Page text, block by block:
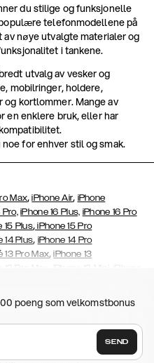
du stilige og funksjonelle
telefonmodellene på
nøye utvalgte materialer og
i tankene.
utvalg av vesker og
mobilringer, holdere,
kortlommer. Mange av
en enklere bruk, eller har
noe for enhver stil og smak.
Max,iPhone Air, iPhone
Pro, iPhone 16 Plus, iPhone 16 Pro
15 Plus, iPhone 15 Pro
14 Plus, iPhone 14 Pro
13 Pro Max,iPhone 13
12 Pro Max iPhone 12 Mini
iPhone
6s Plus ,iPhone 5/5s/SE ,
,Samsung Galaxy S25,Galaxy
Galaxy S24
Galaxy S22 ,
poeng som velkomstbonus
SEND